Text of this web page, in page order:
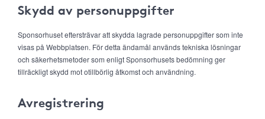
Skydd av personuppgifter
Sponsorhuset eftersträvar att skydda lagrade personuppgifter som inte
visas på Webbplatsen. För detta ändamål används tekniska lösningar
och säkerhetsmetoder som enligt Sponsorhusets bedömning ger
tillräckligt skydd mot otillbörlig åtkomst och användning.
Avregistrering